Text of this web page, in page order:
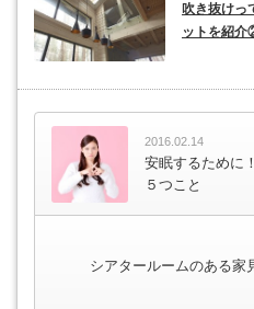
吹き抜けっ
ットを紹
2016.02.14
安眠するために
５つこと
シアタールームのある家